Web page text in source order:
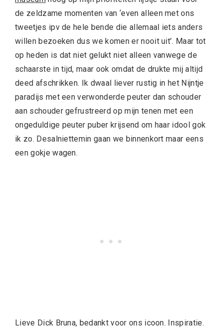
de zeldzame momenten van ‘even alleen met ons
tweetjes ipv de hele bende die allemaal iets anders
willen bezoeken dus we komen er nooit uit’. Maar tot
op heden is dat niet gelukt niet alleen vanwege de
schaarste in tijd, maar ook omdat de drukte mij altijd
deed afschrikken. Ik dwaal liever rustig in het Nijntje
paradijs met een verwonderde peuter dan schouder
aan schouder gefrustreerd op mijn tenen met een
ongeduldige peuter puber krijsend om haar idool gok
ik zo. Desalniettemin gaan we binnenkort maar eens
een gokje wagen.
Lieve Dick Bruna, bedankt voor ons icoon. Inspiratie.